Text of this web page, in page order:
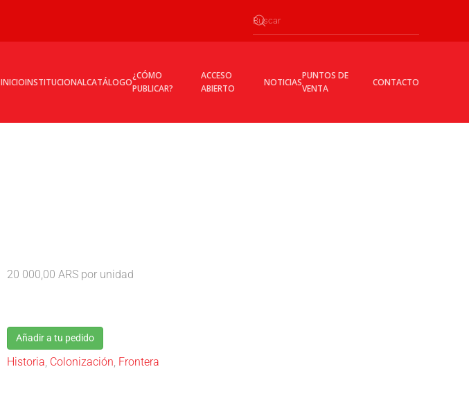
INICIOINSTITUCIONALCATÁLOGO
¿CÓMO
PUBLICAR?
ACCESO
ABIERTO
NOTICIAS
PUNTOS DE
VENTA
CONTACTO
20 000,00 ARS por unidad
Añadir a tu pedido
Historia Colonización Frontera